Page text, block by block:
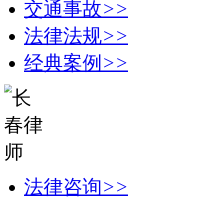
交通事故>>
法律法规>>
经典案例 >>
法律咨询>>